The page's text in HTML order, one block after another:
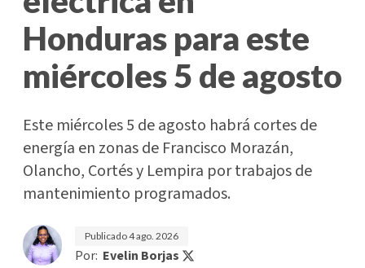
Honduras para este
miércoles 5 de agosto
Este miércoles 5 de agosto habrá cortes de
energía en zonas de Francisco Morazán,
Olancho, Cortés y Lempira por trabajos de
mantenimiento programados.
Publicado4 ago. 2026
Por: Evelin Borjas